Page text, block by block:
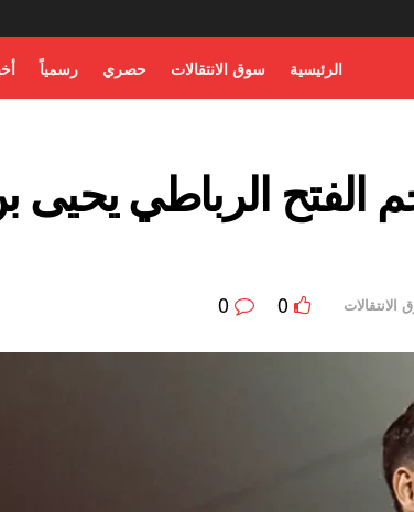
الرئيسية سوق الانتقالات حصري رسمياً
الفتح الرباطي يحيى
الانتقالات 0